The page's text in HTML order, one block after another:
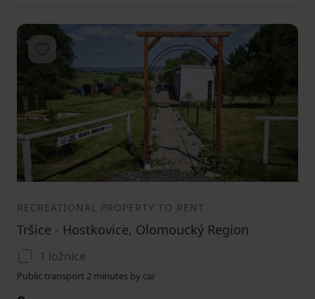
12 3
Add to favorites
RECREATIONAL PROPERTY TO RENT
Tršice - Hostkovice, Olomoucký Region
1 ložnice
Public transport 2 minutes by car